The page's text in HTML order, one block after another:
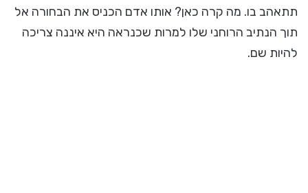
תתאהב בו. מה קרה כאן? אותו אדם הכניס את הבחורה אל
תוך הנתיב הרוחני שלו למרות שכנראה היא איננה צריכה
להיות שם.